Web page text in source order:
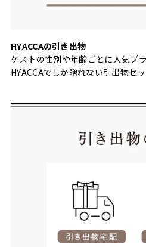
HYACCAの引き出物
ゲストの性別や年齢ごとに人気ブ
HYACCAでしか贈れない引出物セ